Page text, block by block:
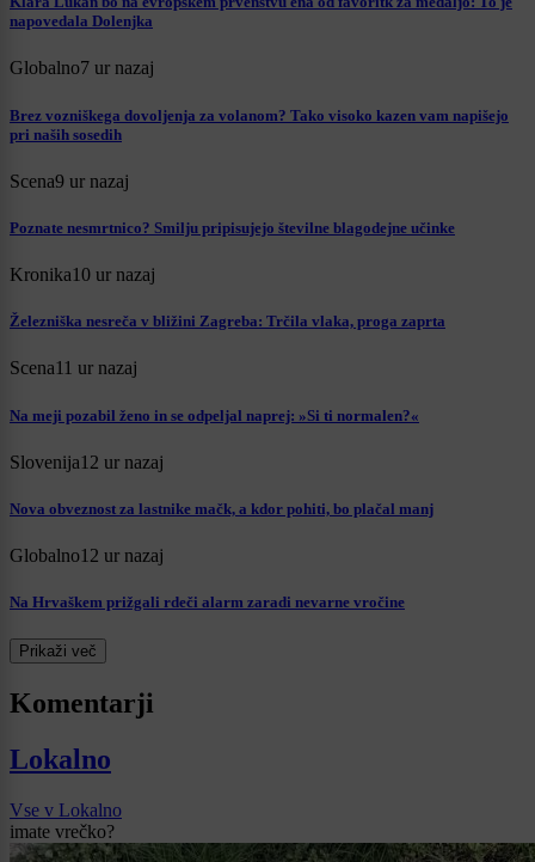
napovedala Dolenjka
Globalno7 ur nazaj
Brez vozniškega dovoljenja za volanom? Tako visoko kazen vam napišejo
pri naših sosedih
Scena9 ur nazaj
Poznate nesmrtnico? Smilju pripisujejo številne blagodejne učinke
Kronika10 ur nazaj
Železniška nesreča v bližini Zagreba: Trčila vlaka, proga zaprta
Scena11 ur nazaj
Na meji pozabil ženo in se odpeljal naprej: »Si ti normalen?«
Slovenija12 ur nazaj
Nova obveznost za lastnike mačk, a kdor pohiti, bo plačal manj
Globalno12 ur nazaj
Na Hrvaškem prižgali rdeči alarm zaradi nevarne vročine
Prikaži več
Komentarji
Lokalno
Vse v Lokalno
imate vrečko?